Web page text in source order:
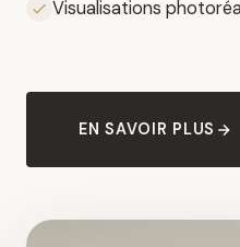
Visualisations
EN SAVOIR PLUS